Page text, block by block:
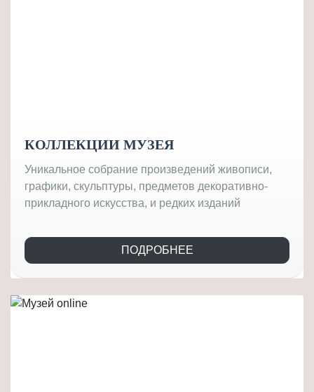
КОЛЛЕКЦИИ МУЗЕЯ
Уникальное собрание произведений живописи,
графики, скульптуры, предметов декоративно-
прикладного искусства, и редких изданий
ПОДРОБНЕЕ